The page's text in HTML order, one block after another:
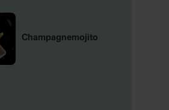
Champagnemojito